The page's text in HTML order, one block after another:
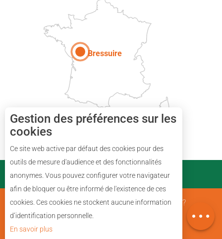
Description
Carte
Bressuire
PARTENAIRES
Mentions Légales Qui sommes nous ?
Gestion des préférences sur les
cookies
Ce site web active par défaut des cookies pour des
outils de mesure d'audience et des fonctionnalités
anonymes. Vous pouvez configurer votre navigateur
afin de bloquer ou être informé de l'existence de ces
cookies. Ces cookies ne stockent aucune information
d’identification personnelle.
En savoir plus